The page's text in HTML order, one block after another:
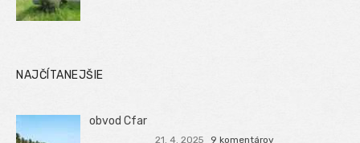
NAJČÍTANEJŠIE
obvod Cfar
21. 4. 2025 9 komentárov